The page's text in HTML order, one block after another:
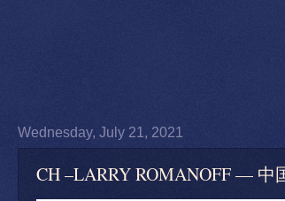
Wednesday, July 21, 2021
CH –LARRY ROMANOFF —